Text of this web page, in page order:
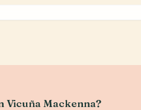
Vicuña Mackenna?